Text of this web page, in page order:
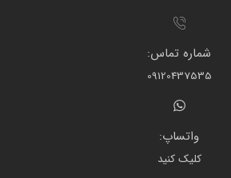
شماره تماس:
09120437535
واتساپ:
کلیک کنید